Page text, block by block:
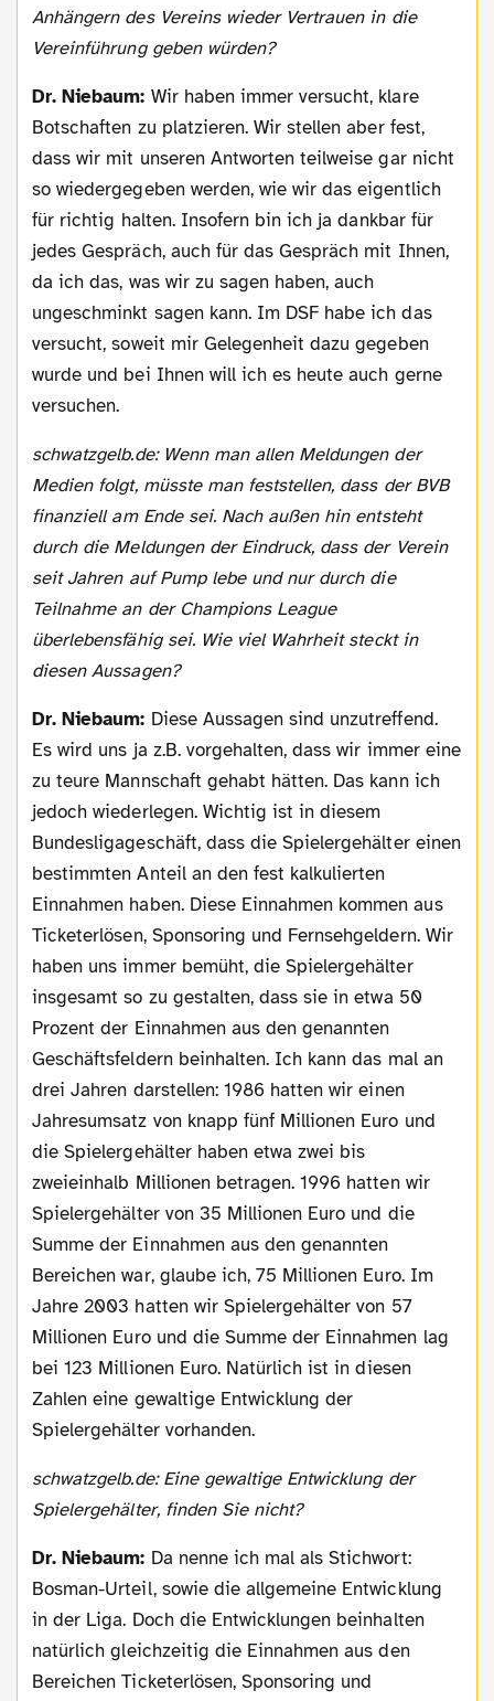
Anhängern des Vereins wieder Vertrauen in die
Vereinführung geben würden?
Dr. Niebaum: Wir haben immer versucht, klare
Botschaften zu platzieren. Wir stellen aber fest,
dass wir mit unseren Antworten teilweise gar nicht
so wiedergegeben werden, wie wir das eigentlich
für richtig halten. Insofern bin ich ja dankbar für
jedes Gespräch, auch für das Gespräch mit Ihnen,
da ich das, was wir zu sagen haben, auch
ungeschminkt sagen kann. Im DSF habe ich das
versucht, soweit mir Gelegenheit dazu gegeben
wurde und bei Ihnen will ich es heute auch gerne
versuchen.
schwatzgelb.de: Wenn man allen Meldungen der
Medien folgt, müsste man feststellen, dass der BVB
finanziell am Ende sei. Nach außen hin entsteht
durch die Meldungen der Eindruck, dass der Verein
seit Jahren auf Pump lebe und nur durch die
Teilnahme an der Champions League
überlebensfähig sei. Wie viel Wahrheit steckt in
diesen Aussagen?
Dr. Niebaum: Diese Aussagen sind unzutreffend.
Es wird uns ja z.B. vorgehalten, dass wir immer eine
zu teure Mannschaft gehabt hätten. Das kann ich
jedoch wiederlegen. Wichtig ist in diesem
Bundesligageschäft, dass die Spielergehälter einen
bestimmten Anteil an den fest kalkulierten
Einnahmen haben. Diese Einnahmen kommen aus
Ticketerlösen, Sponsoring und Fernsehgeldern. Wir
haben uns immer bemüht, die Spielergehälter
insgesamt so zu gestalten, dass sie in etwa 50
Prozent der Einnahmen aus den genannten
Geschäftsfeldern beinhalten. Ich kann das mal an
drei Jahren darstellen: 1986 hatten wir einen
Jahresumsatz von knapp fünf Millionen Euro und
die Spielergehälter haben etwa zwei bis
zweieinhalb Millionen betragen. 1996 hatten wir
Spielergehälter von 35 Millionen Euro und die
Summe der Einnahmen aus den genannten
Bereichen war, glaube ich, 75 Millionen Euro. Im
Jahre 2003 hatten wir Spielergehälter von 57
Millionen Euro und die Summe der Einnahmen lag
bei 123 Millionen Euro. Natürlich ist in diesen
Zahlen eine gewaltige Entwicklung der
Spielergehälter vorhanden.
schwatzgelb.de: Eine gewaltige Entwicklung der
Spielergehälter, finden Sie nicht?
Dr. Niebaum: Da nenne ich mal als Stichwort:
Bosman-Urteil, sowie die allgemeine Entwicklung
in der Liga. Doch die Entwicklungen beinhalten
natürlich gleichzeitig die Einnahmen aus den
Bereichen Ticketerlösen, Sponsoring und